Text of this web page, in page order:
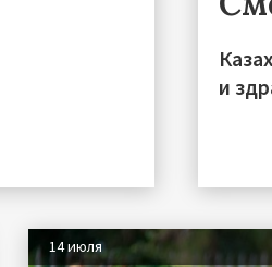
и
14 июля